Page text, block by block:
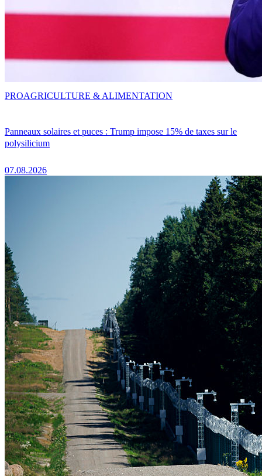
Panneaux solaires et puces : Trump impose 15% de taxes sur le
polysilicium
07.08.2026
PROAGRICULTURE & ALIMENTATION